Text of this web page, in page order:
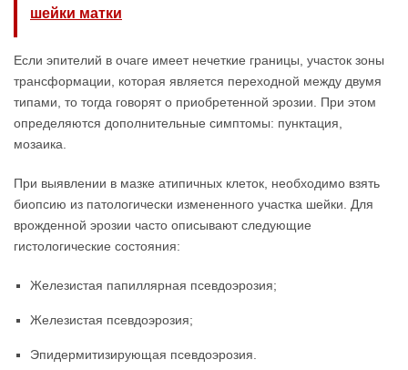
шейки матки
Если эпителий в очаге имеет нечеткие границы, участок зоны
трансформации, которая является переходной между двумя
типами, то тогда говорят о приобретенной эрозии. При этом
определяются дополнительные симптомы: пунктация,
мозаика.
При выявлении в мазке атипичных клеток, необходимо взять
биопсию из патологически измененного участка шейки. Для
врожденной эрозии часто описывают следующие
гистологические состояния:
Железистая папиллярная псевдоэрозия;
Железистая псевдоэрозия;
Эпидермитизирующая псевдоэрозия.